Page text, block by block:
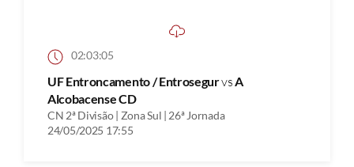
02:03:05
UF Entroncamento / EntrosegurvsA
Alcobacense CD
CN 2ª Divisão | Zona Sul | 26ª Jornada
24/05/2025 17:55